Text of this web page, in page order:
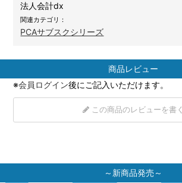
法人会計dx
関連カテゴリ：
PCAサブスクシリーズ
商品レビュー
※会員ログイン後にご記入いただけます。
この商品のレビューを書く
～新商品発売～